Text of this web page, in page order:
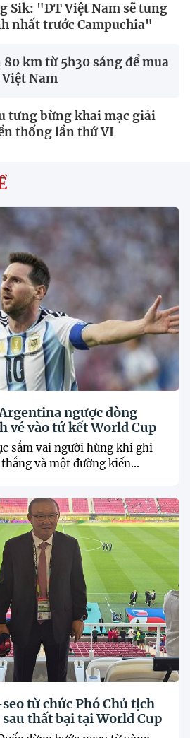
Sik: "ĐT Việt Nam sẽ tung
nhất trước Campuchia"
80 km từ 5h30 sáng để mua
Nam
tưng bừng khai mạc giải
thống lần thứ VI
ngược dòng
vé vào tứ kết World Cup
sắm vai người hùng khi ghi
và một đường kiến...
từ chức Phó Chủ tịch
thất bại tại World Cup